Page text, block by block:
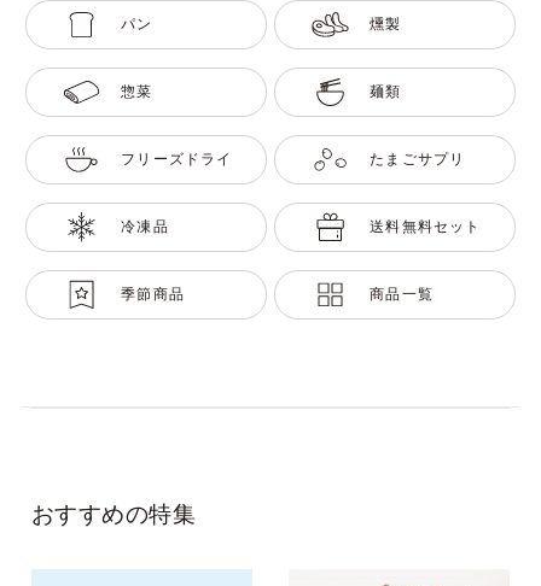
パン 燻製
惣菜 麺類
フリーズドライ たまごサプリ
冷凍品 送料無料セット
季節商品 商品一覧
おすすめの特集